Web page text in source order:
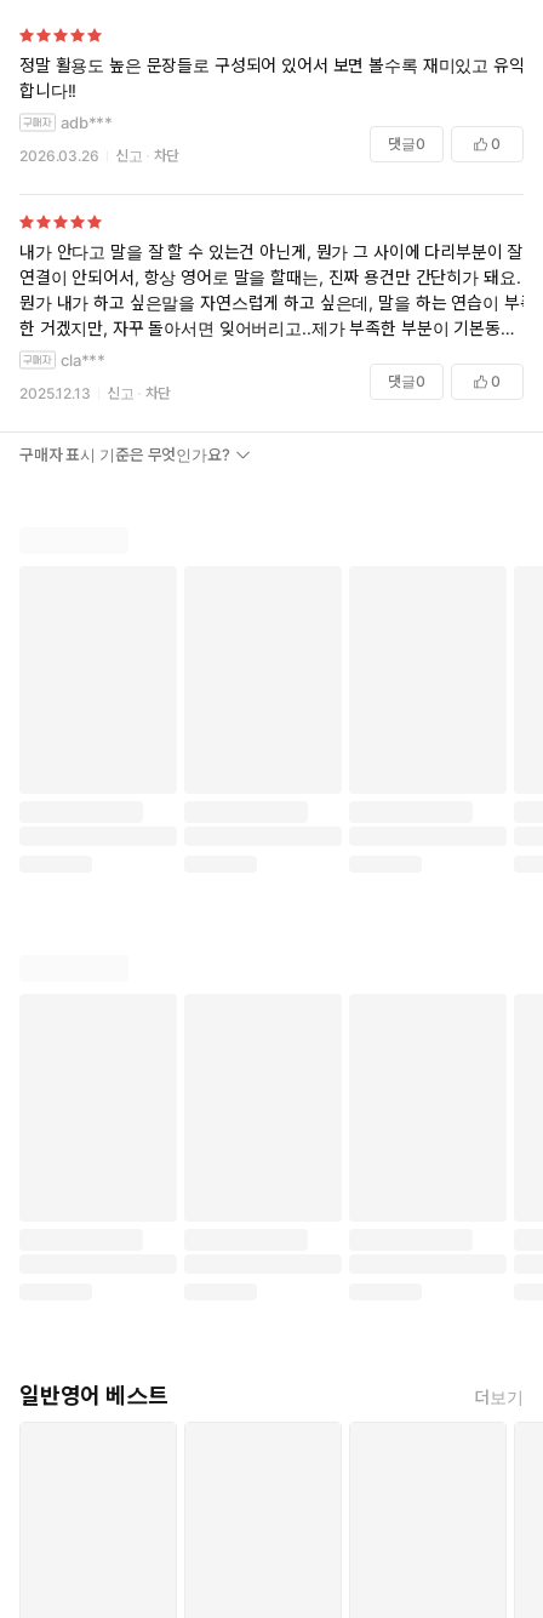
정말 활용도 높은 문장들로 구성되어 있어서 보면 볼수록 재미있고 유익
합니다!!
adb***
2026.03.26 신고 차단
댓글0 0
내가 안다고 말을 잘 할 수 있는건 아닌게, 뭔가 그 사이에 다리부분이 잘
연결이 안되어서, 항상 영어로 말을 할때는, 진짜 용건만 간단히가 돼요.
뭔가 내가 하고 싶은말을 자연스럽게 하고 싶은데, 말을 하는 연습이 부족
한 거겠지만, 자꾸 돌아서면 잊어버리고..제가 부족한 부분이 기본동사의
기초가 부족하다는 생각이 들어서 구매합니다. 열심히 해서 제 영어가 한
cla***
2025.12.13 신고 차단
댓글0 0
구매자 표시 기준은 무엇인가요?
일반영어 베스트 더보기